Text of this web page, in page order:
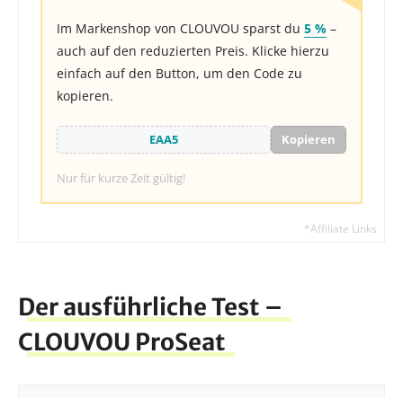
Im Markenshop von CLOUVOU sparst du 5 % –
auch auf den reduzierten Preis. Klicke hierzu
einfach auf den Button, um den Code zu
kopieren.
Kopieren
Nur für kurze Zeit gültig!
Der ausführliche Test –
CLOUVOU ProSeat